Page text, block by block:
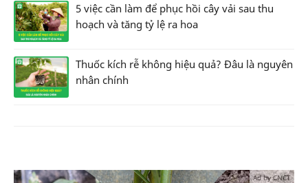
5 việc cần làm để phục hồi cây vải sau thu
hoạch và tăng tỷ lệ ra hoa
Thuốc kích rễ không hiệu quả? Đâu là nguyên
nhân chính
Ad by CNCT